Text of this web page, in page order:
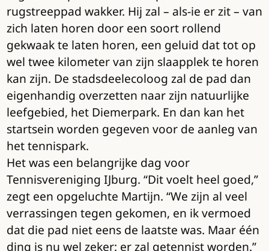
rugstreeppad wakker. Hij zal – als-ie er zit – van
zich laten horen door een soort rollend
gekwaak te laten horen, een geluid dat tot op
wel twee kilometer van zijn slaapplek te horen
kan zijn. De stadsdeelecoloog zal de pad dan
eigenhandig overzetten naar zijn natuurlijke
leefgebied, het Diemerpark. En dan kan het
startsein worden gegeven voor de aanleg van
het tennispark.
Het was een belangrijke dag voor
Tennisvereniging IJburg. “Dit voelt heel goed,”
zegt een opgeluchte Martijn. “We zijn al veel
verrassingen tegen gekomen, en ik vermoed
dat die pad niet eens de laatste was. Maar één
ding is nu wel zeker: er zal getennist worden.”